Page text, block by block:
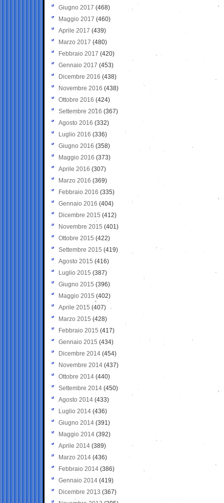
Giugno 2017 (468)
Maggio 2017 (460)
Aprile 2017 (439)
Marzo 2017 (480)
Febbraio 2017 (420)
Gennaio 2017 (453)
Dicembre 2016 (438)
Novembre 2016 (438)
Ottobre 2016 (424)
Settembre 2016 (367)
Agosto 2016 (332)
Luglio 2016 (336)
Giugno 2016 (358)
Maggio 2016 (373)
Aprile 2016 (307)
Marzo 2016 (369)
Febbraio 2016 (335)
Gennaio 2016 (404)
Dicembre 2015 (412)
Novembre 2015 (401)
Ottobre 2015 (422)
Settembre 2015 (419)
Agosto 2015 (416)
Luglio 2015 (387)
Giugno 2015 (396)
Maggio 2015 (402)
Aprile 2015 (407)
Marzo 2015 (428)
Febbraio 2015 (417)
Gennaio 2015 (434)
Dicembre 2014 (454)
Novembre 2014 (437)
Ottobre 2014 (440)
Settembre 2014 (450)
Agosto 2014 (433)
Luglio 2014 (436)
Giugno 2014 (391)
Maggio 2014 (392)
Aprile 2014 (389)
Marzo 2014 (436)
Febbraio 2014 (386)
Gennaio 2014 (419)
Dicembre 2013 (367)